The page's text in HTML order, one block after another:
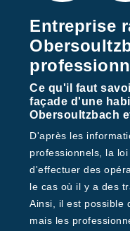
Entreprise
Ce qu'il faut
façade d'une
Obersoultzbach
D'après les
professionnels, la
d'effectuer des
le cas où il y a des
Ainsi, il est possible
mais les